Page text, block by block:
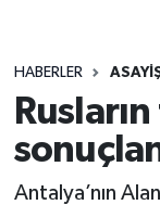
HABERLER
Antalya’nın
Yaşam